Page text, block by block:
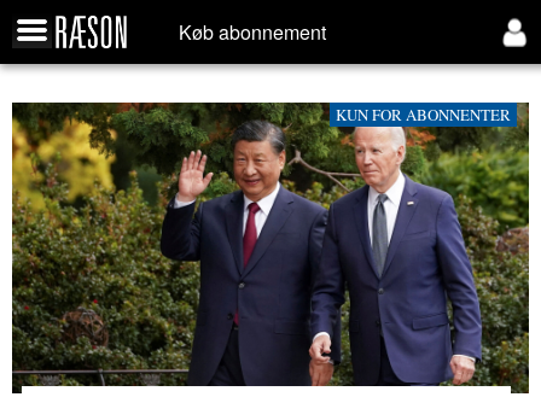
Køb abonnement
KUN FOR ABONNENTER